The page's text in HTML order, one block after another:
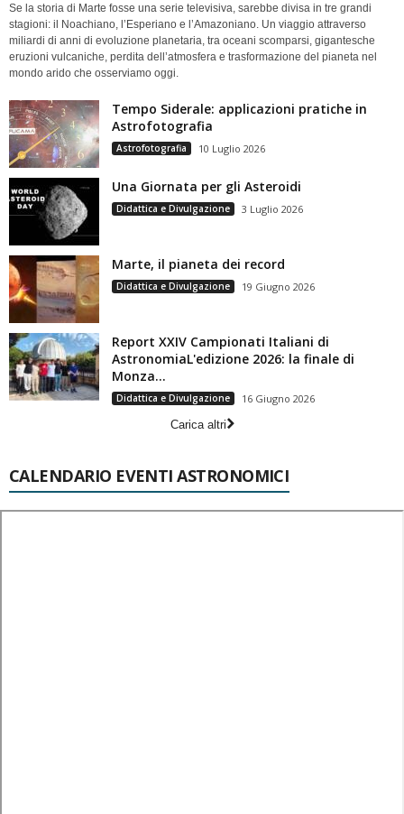
Se la storia di Marte fosse una serie televisiva, sarebbe divisa in tre grandi
stagioni: il Noachiano, l’Esperiano e l’Amazoniano. Un viaggio attraverso
miliardi di anni di evoluzione planetaria, tra oceani scomparsi, gigantesche
eruzioni vulcaniche, perdita dell’atmosfera e trasformazione del pianeta nel
mondo arido che osserviamo oggi.
Tempo Siderale: applicazioni pratiche in
Astrofotografia
Astrofotografia 10 Luglio 2026
Una Giornata per gli Asteroidi
Didattica e Divulgazione 3 Luglio 2026
Marte, il pianeta dei record
Didattica e Divulgazione 19 Giugno 2026
Report XXIV Campionati Italiani di
AstronomiaL'edizione 2026: la finale di
Monza...
Didattica e Divulgazione
16 Giugno 2026
Carica altri
CALENDARIO EVENTI ASTRONOMICI